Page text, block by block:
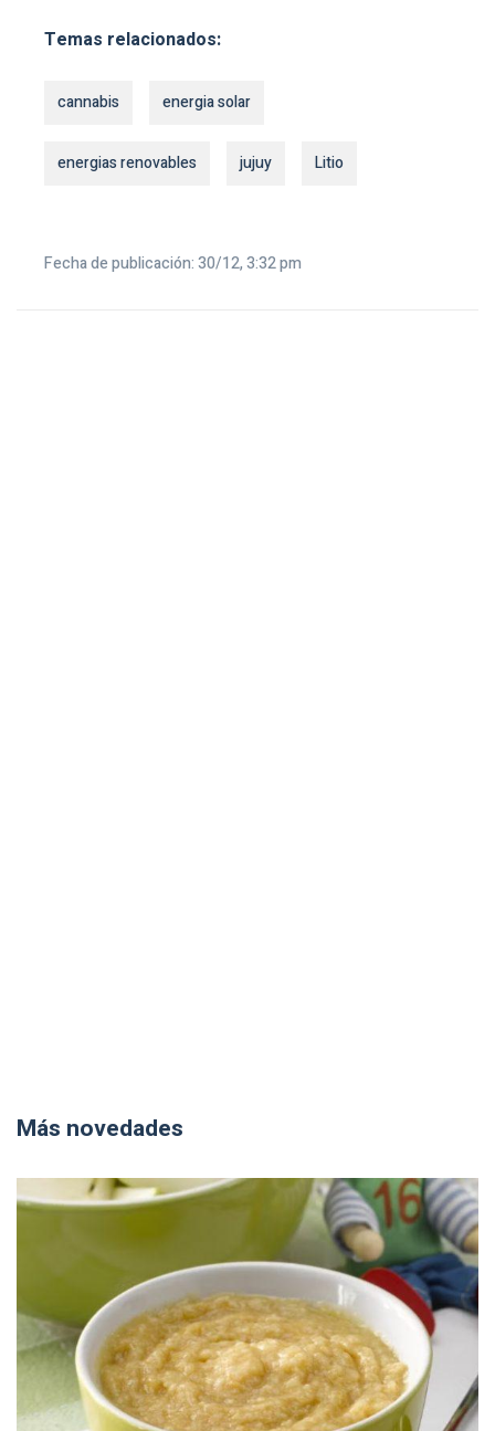
Temas relacionados:
cannabis energia solar
energias renovables jujuy Litio
Fecha de publicación: 30/12, 3:32 pm
Más novedades